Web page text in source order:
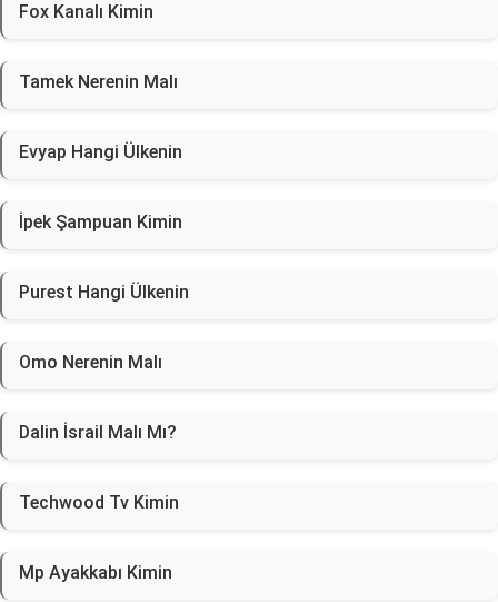
Fox Kanalı Kimin
Tamek Nerenin Malı
Evyap Hangi Ülkenin
İpek Şampuan Kimin
Purest Hangi Ülkenin
Omo Nerenin Malı
Dalin İsrail Malı Mı?
Techwood Tv Kimin
Mp Ayakkabı Kimin